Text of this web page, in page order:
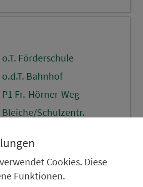
Förderschule
Bahnhof
Fr.-Hörner-Weg
Schulzentr.
Cookies. Diese
Funktionen.